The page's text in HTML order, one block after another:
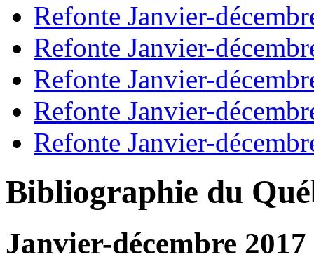
Refonte Janvier-
Refonte Janvier-
Refonte Janvier-
Refonte Janvier-
Refonte Janvier-
Bibliographie du
Janvier-décembre 2017